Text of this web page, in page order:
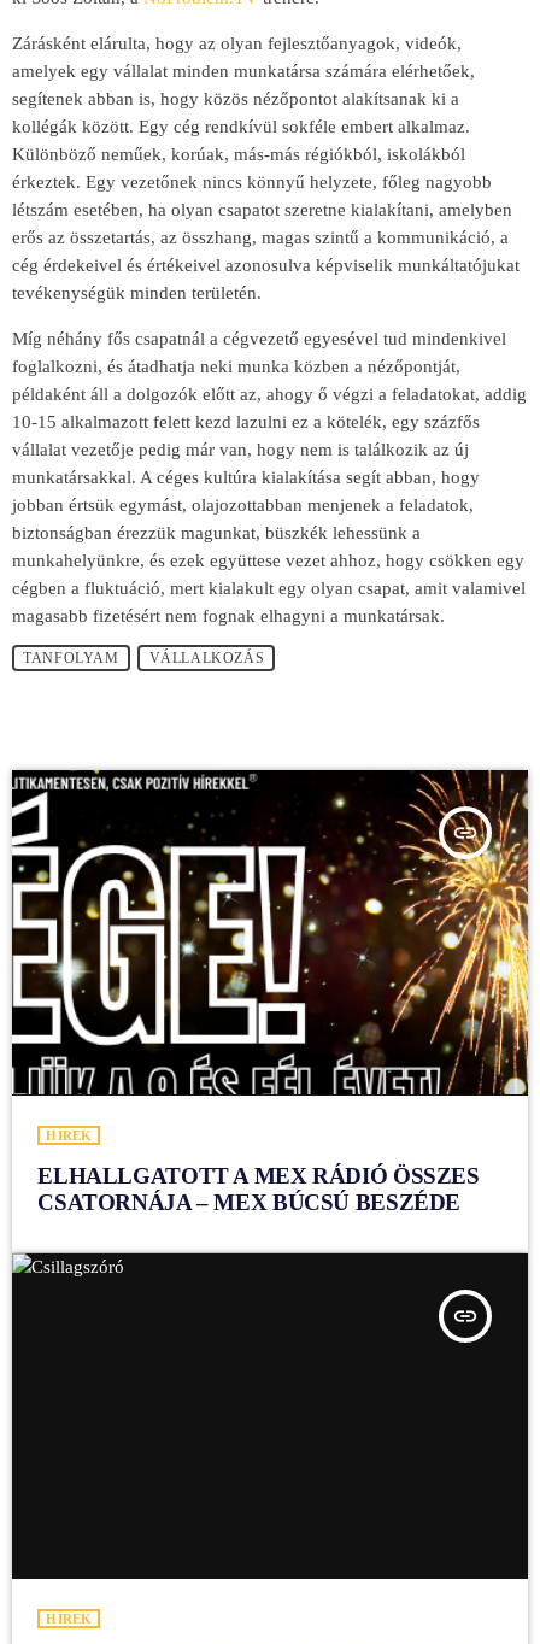
Zárásként elárulta, hogy az olyan fejlesztőanyagok, videók,
amelyek egy vállalat minden munkatársa számára elérhetőek,
segítenek abban is, hogy közös nézőpontot alakítsanak ki a
kollégák között. Egy cég rendkívül sokféle embert alkalmaz.
Különböző neműek, korúak, más-más régiókból, iskolákból
érkeztek. Egy vezetőnek nincs könnyű helyzete, főleg nagyobb
létszám esetében, ha olyan csapatot szeretne kialakítani, amelyben
erős az összetartás, az összhang, magas szintű a kommunikáció, a
cég érdekeivel és értékeivel azonosulva képviselik munkáltatójukat
tevékenységük minden területén.
Míg néhány fős csapatnál a cégvezető egyesével tud mindenkivel
foglalkozni, és átadhatja neki munka közben a nézőpontját,
példaként áll a dolgozók előtt az, ahogy ő végzi a feladatokat, addig
10-15 alkalmazott felett kezd lazulni ez a kötelék, egy százfős
vállalat vezetője pedig már van, hogy nem is találkozik az új
munkatársakkal. A céges kultúra kialakítása segít abban, hogy
jobban értsük egymást, olajozottabban menjenek a feladatok,
biztonságban érezzük magunkat, büszkék lehessünk a
munkahelyünkre, és ezek együttese vezet ahhoz, hogy csökken egy
cégben a fluktuáció, mert kialakult egy olyan csapat, amit valamivel
magasabb fizetésért nem fognak elhagyni a munkatársak.
TANFOLYAM VÁLLALKOZÁS
insert_link
HÍREK
ELHALLGATOTT A MEX RÁDIÓ ÖSSZES
CSATORNÁJA – MEX BÚCSÚ BESZÉDE
insert_link
HÍREK